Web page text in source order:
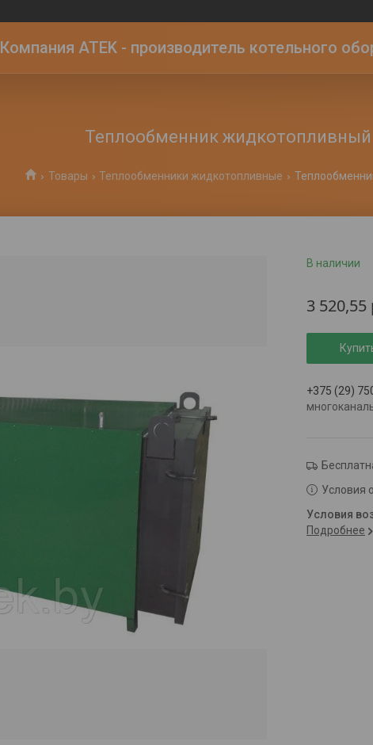
Компания ATEK - производитель котельного
Теплообменник жидкотопливный
Товары Теплообменники жидкотопливные
В наличии
3 520,55
+375 (29)
Условия
Подробнее